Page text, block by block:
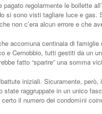
pagato regolarmente le bollette
si sono visti tagliare luce e
non c’era alcun errore e che
accomuna centinaia di
e Cernobbio, tutti gestiti da un
fatto “sparire” una somma
battute iniziali. Sicuramente,
state raggruppate in un unico
il numero dei condomìni